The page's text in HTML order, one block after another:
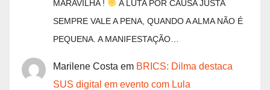
MARAVILHA !
A LUTA POR CAUSA JUSTA
SEMPRE VALE A PENA, QUANDO A ALMA NÃO É
PEQUENA. A MANIFESTAÇÃO…
Marilene Costa em BRICS: Dilma destaca
SUS digital em evento com Lula